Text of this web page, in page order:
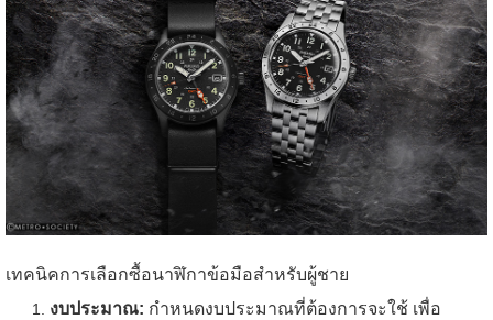
เทคนิคการเลือกซื้อนาฬิกาข้อมือสำหรับผู้ชาย
งบประมาณ: กำหนดงบประมาณที่ต้องการจะใช้ เพื่อ